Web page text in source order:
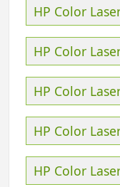
HP Color
HP Color
HP Color
HP Color
HP Color